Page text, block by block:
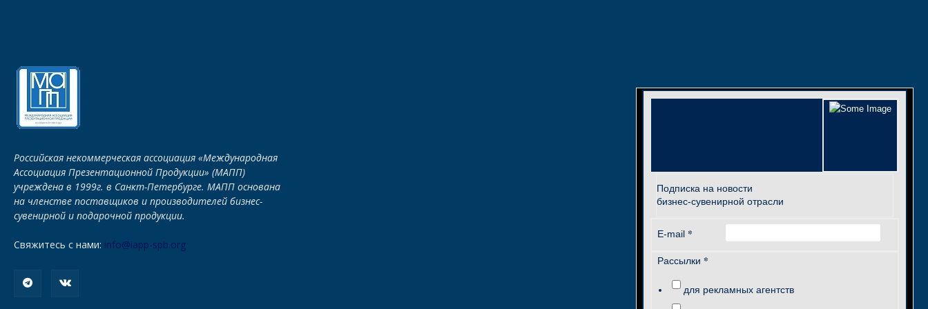
Российская некоммерческая ассоциация «Международная
Ассоциация Презентационной Продукции» (МАПП)
учреждена в 1999г. в Санкт-Петербурге. МАПП основана
на членстве поставщиков и производителей бизнес-
сувенирной и подарочной продукции.
Свяжитесь с нами: info@iapp-spb.org
Подписка на новости
бизнес-сувенирной отрасли
E-mail *
Рассылки *
для рекламных агентств